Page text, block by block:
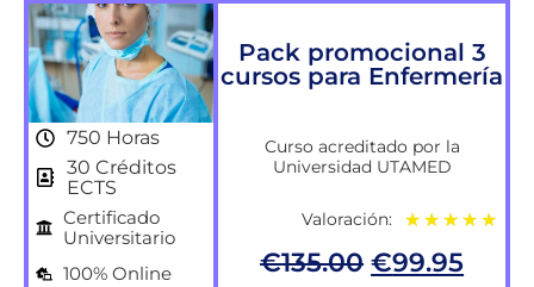
750 Horas
30 Créditos
ECTS
Certificado
Universitario
100% Online
Pack promocional 3
cursos para Enfermería
Curso acreditado por la
Universidad UTAMED
Valoración: ★ ★ ★ ★ ★
€135.00 €99.95